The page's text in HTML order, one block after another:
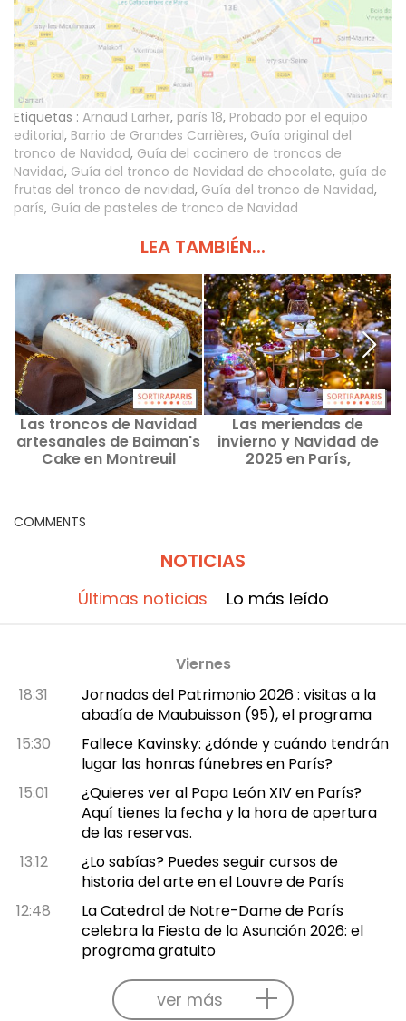
Etiquetas : Arnaud Larher, parís 18, Probado por el equipo
editorial, Barrio de Grandes Carrières, Guía original del
tronco de Navidad, Guía del cocinero de troncos de
Navidad, Guía del tronco de Navidad de chocolate, guía de
frutas del tronco de navidad, Guía del tronco de Navidad,
parís, Guía de pasteles de tronco de Navidad
LEA TAMBIÉN...
Las troncos de Navidad
artesanales de Baiman's
Cake en Montreuil
Las meriendas de
invierno y Navidad de
2025 en París,
COMMENTS
NOTICIAS
Últimas noticias Lo más leído
Viernes
18:31
Jornadas del Patrimonio 2026 : visitas a la
abadía de Maubuisson (95), el programa
15:30
Fallece Kavinsky: ¿dónde y cuándo tendrán
lugar las honras fúnebres en París?
15:01
¿Quieres ver al Papa León XIV en París?
Aquí tienes la fecha y la hora de apertura
de las reservas.
13:12
¿Lo sabías? Puedes seguir cursos de
historia del arte en el Louvre de París
12:48
La Catedral de Notre-Dame de París
celebra la Fiesta de la Asunción 2026: el
programa gratuito
ver más